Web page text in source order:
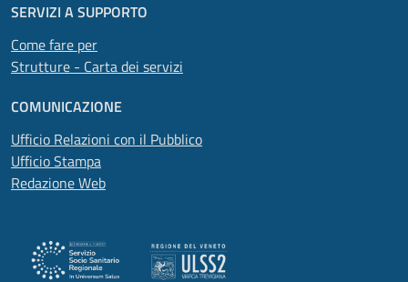
SERVIZI A SUPPORTO
Come fare per
Strutture - Carta dei servizi
COMUNICAZIONE
Ufficio Relazioni con il Pubblico
Ufficio Stampa
Redazione Web